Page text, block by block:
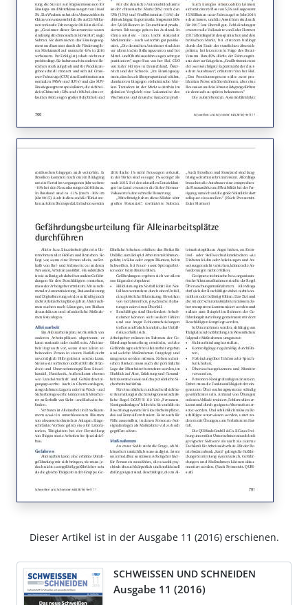
Dieser Artikel ist in der Ausgabe 11 (2016) erschienen.
SCHWEISSEN UND SCHNEIDEN
Ausgabe 11 (2016)